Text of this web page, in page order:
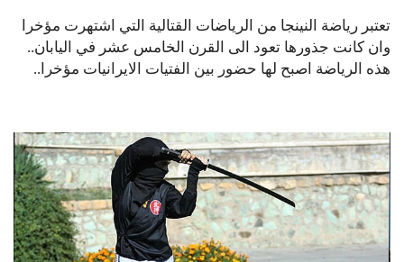
تعتبر رياضة النينجا من الرياضات القتالية التي اشتهرت مؤخرا
وان كانت جذورها تعود الى القرن الخامس عشر في اليابان..
هذه الرياضة اصبح لها حضور بين الفتيات الايرانيات مؤخرا..